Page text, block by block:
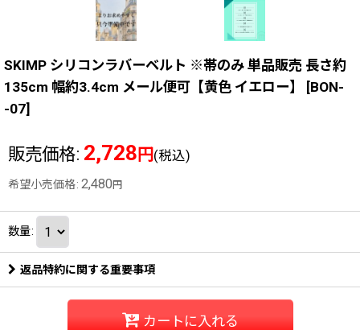
SKIMP シリコンラバーベルト ※帯のみ 単品販売 長さ約
135cm 幅約3.4cm メール便可【黄色 イエロー】
[BON-
-07]
販売価格: 2,728 円 (税込)
希望小売価格: 2,480 円
数量:
返品特約に関する重要事項
カートに入れる